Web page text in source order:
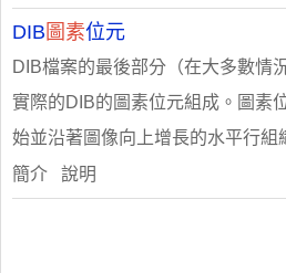
DIB 圖素位元
DIB檔案的最後部分（在大多數情
實際的DIB的圖素位元組成。圖素
始並沿著圖像向上增長的水平行組
簡介 說明